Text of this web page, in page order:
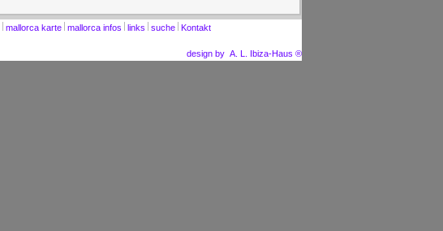
mallorca karte mallorca infos links suche Kontakt
design by A. L. Ibiza-Haus ®